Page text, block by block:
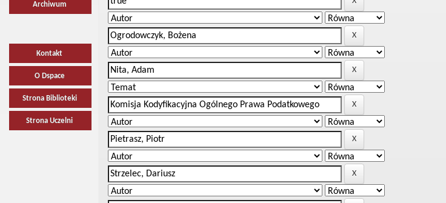
Archiwum
Kontakt
O Dspace
Strona Biblioteki
Strona Uczelni